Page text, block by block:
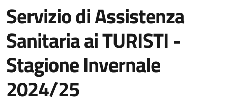
Servizio di Assistenza
Sanitaria ai TURISTI -
Stagione Invernale
2024/25